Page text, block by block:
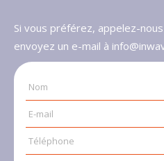
Si vous préférez, appelez-
envoyez un e-mail à
Nom
E-mail
Téléphone